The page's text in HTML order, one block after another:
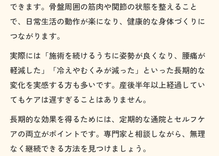
できます。骨盤周囲の筋肉や関節の状態を整えること
で、日常生活の動作が楽になり、健康的な身体づくりに
つながります。
実際には「施術を続けるうちに姿勢が良くなり、腰痛が
軽減した」「冷えやむくみが減った」といった長期的な
変化を実感する方も多いです。産後半年以上経過してい
てもケアは遅すぎることはありません。
長期的な効果を得るためには、定期的な通院とセルフケ
アの両立がポイントです。専門家と相談しながら、無理
なく継続できる方法を見つけましょう。